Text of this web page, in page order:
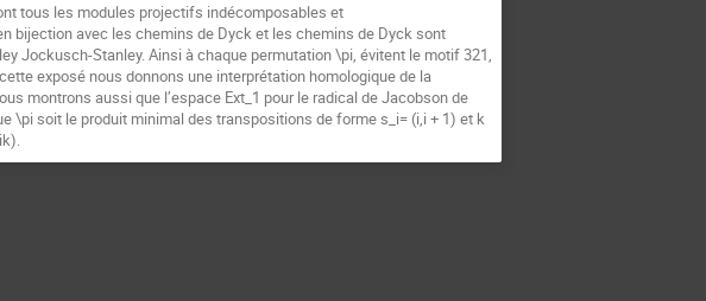
tous les modules projectifs indécomposables et
bijection avec les chemins de Dyck et les chemins de Dyck sont
Jockusch-Stanley. Ainsi à chaque permutation \pi, évitent le motif 321,
exposé nous donnons une interprétation homologique de la
montrons aussi que l’espace Ext_1 pour le radical de Jacobson de
\pi soit le produit minimal des transpositions de forme s_i= (i,i + 1) et k